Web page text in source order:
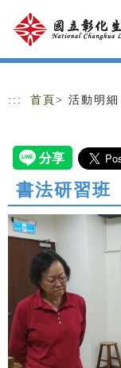
跳到主要內容
網站導覽
::: 首頁 > 活動明細
書法研習班